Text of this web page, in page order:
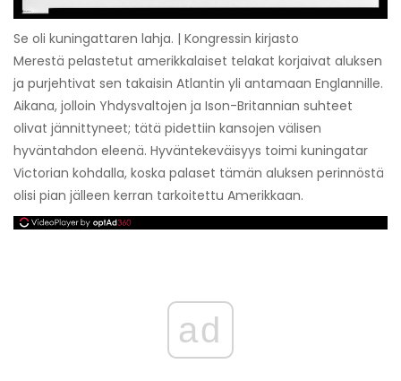
Se oli kuningattaren lahja. | Kongressin kirjasto
Merestä pelastetut amerikkalaiset telakat korjaivat aluksen
ja purjehtivat sen takaisin Atlantin yli antamaan Englannille.
Aikana, jolloin Yhdysvaltojen ja Ison-Britannian suhteet
olivat jännittyneet; tätä pidettiin kansojen välisen
hyväntahdon eleenä. Hyväntekeväisyys toimi kuningatar
Victorian kohdalla, koska palaset tämän aluksen perinnöstä
olisi pian jälleen kerran tarkoitettu Amerikkaan.
ad